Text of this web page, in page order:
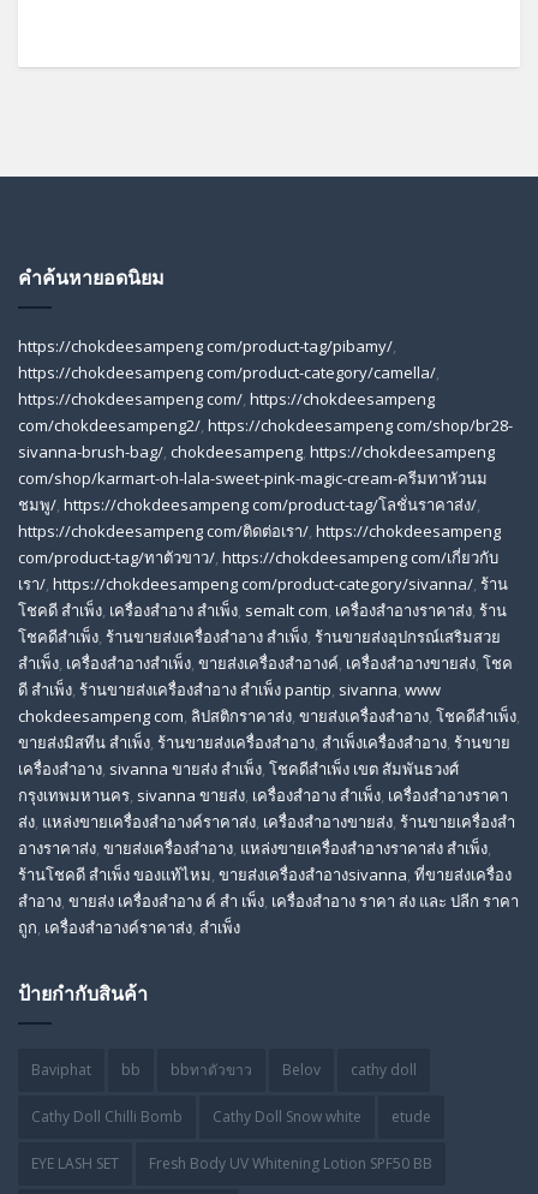
คำค้นหายอดนิยม
https://chokdeesampeng com/product-tag/pibamy/,
https://chokdeesampeng com/product-category/camella/,
https://chokdeesampeng com/, https://chokdeesampeng
com/chokdeesampeng2/, https://chokdeesampeng com/shop/br28-
sivanna-brush-bag/, chokdeesampeng, https://chokdeesampeng
com/shop/karmart-oh-lala-sweet-pink-magic-cream-ครีมทาหัวนม
ชมพู/, https://chokdeesampeng com/product-tag/โลชั่นราคาส่ง/,
https://chokdeesampeng com/ติดต่อเรา/, https://chokdeesampeng
com/product-tag/ทาตัวขาว/, https://chokdeesampeng com/เกี่ยวกับ
เรา/, https://chokdeesampeng com/product-category/sivanna/, ร้าน
โชคดี สําเพ็ง, เครื่องสำอาง สำเพ็ง, semalt com, เครื่องสำอางราคาส่ง, ร้าน
โชคดีสำเพ็ง, ร้านขายส่งเครื่องสําอาง สําเพ็ง, ร้านขายส่งอุปกรณ์เสริมสวย
สําเพ็ง, เครื่องสำอางสำเพ็ง, ขายส่งเครื่องสำอางค์, เครื่องสำอางขายส่ง, โชค
ดี สําเพ็ง, ร้านขายส่งเครื่องสําอาง สําเพ็ง pantip, sivanna, www
chokdeesampeng com, ลิปสติกราคาส่ง, ขายส่งเครื่องสำอาง, โชคดีสำเพ็ง,
ขายส่งมิสทีน สําเพ็ง, ร้านขายส่งเครื่องสำอาง, สําเพ็งเครื่องสําอาง, ร้านขาย
เครื่องสำอาง, sivanna ขายส่ง สําเพ็ง, โชคดีสำเพ็ง เขต สัมพันธวงศ์
กรุงเทพมหานคร, sivanna ขายส่ง, เครื่องสําอาง สําเพ็ง, เครื่องสําอางราคา
ส่ง, แหล่งขายเครื่องสําอางค์ราคาส่ง, เครื่องสําอางขายส่ง, ร้านขายเครื่องสํา
อางราคาส่ง, ขายส่งเครื่องสําอาง, แหล่งขายเครื่องสําอางราคาส่ง สําเพ็ง,
ร้านโชคดี สําเพ็ง ของแท้ไหม, ขายส่งเครื่องสําอางsivanna, ที่ขายส่งเครื่อง
สําอาง, ขายส่ง เครื่องสำอาง ค์ สำ เพ็ง, เครื่องสำอาง ราคา ส่ง และ ปลีก ราคา
ถูก, เครื่องสำอางค์ราคาส่ง, สำเพ็ง
ป้ายกำกับสินค้า
Baviphat bb bbทาตัวขาว Belov cathy doll
Cathy Doll Chilli Bomb Cathy Doll Snow white etude
EYE LASH SET Fresh Body UV Whitening Lotion SPF50 BB